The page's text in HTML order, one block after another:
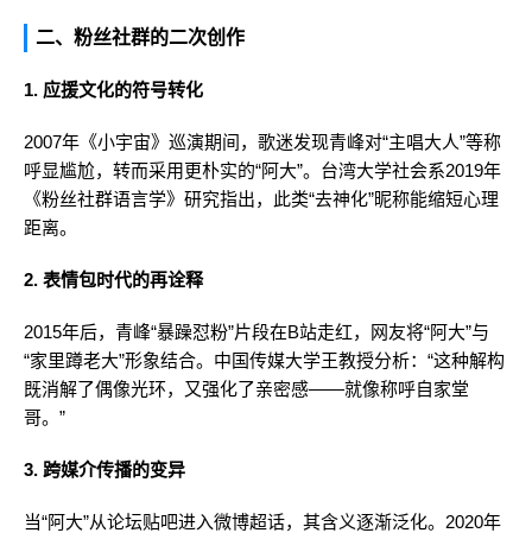
二、粉丝社群的二次创作
1. 应援文化的符号转化
2007年《小宇宙》巡演期间，歌迷发现青峰对“主唱大人”等称
呼显尴尬，转而采用更朴实的“阿大”。台湾大学社会系2019年
《粉丝社群语言学》研究指出，此类“去神化”昵称能缩短心理
距离。
2. 表情包时代的再诠释
2015年后，青峰“暴躁怼粉”片段在B站走红，网友将“阿大”与
“家里蹲老大”形象结合。中国传媒大学王教授分析：“这种解构
既消解了偶像光环，又强化了亲密感——就像称呼自家堂
哥。”
3. 跨媒介传播的变异
当“阿大”从论坛贴吧进入微博超话，其含义逐渐泛化。2020年